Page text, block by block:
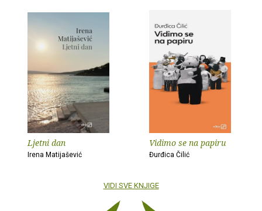
Ljetni dan
Irena Matijašević
Vidimo se na papiru
Đurđica Čilić
VIDI SVE KNJIGE